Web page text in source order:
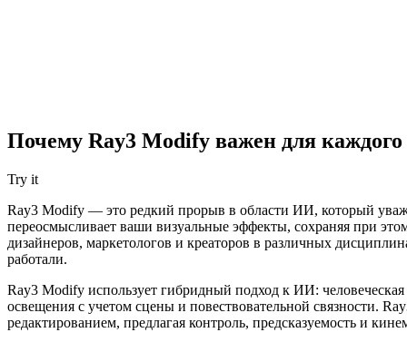
Почему Ray3 Modify важен для каждого
Try it
Ray3 Modify — это редкий прорыв в области ИИ, который
переосмысливает ваши визуальные эффекты, сохраняя при
дизайнеров, маркетологов и креаторов в различных
работали.
Ray3 Modify использует гибридный подход к ИИ: человеческая
освещения с учетом сцены и повествовательной связности.
редактированием, предлагая контроль, предсказуемость и